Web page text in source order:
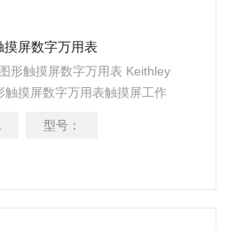
摸屏数字万用表
形触摸屏数字万用表 Keithley
摸屏数字万用表触摸屏工作
型号：